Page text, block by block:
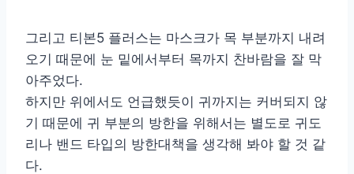
그리고 티본5 플러스는 마스크가 목 부분까지 내려
오기 때문에 눈 밑에서부터 목까지 찬바람을 잘 막
아주었다.
하지만 위에서도 언급했듯이 귀까지는 커버되지 않
기 때문에 귀 부분의 방한을 위해서는 별도로 귀도
리나 밴드 타입의 방한대책을 생각해 봐야 할 것 같
다.